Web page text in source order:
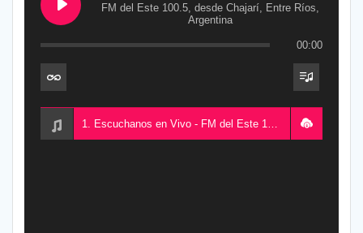
FM del Este 100.5, desde Chajarí, Entre Ríos,
Argentina
00:00